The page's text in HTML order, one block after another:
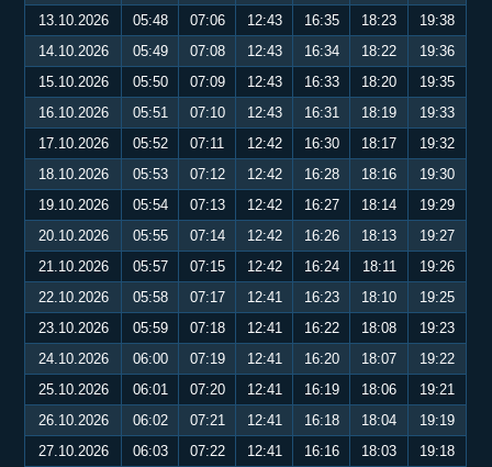
13.10.2026
05:48 07:06 12:43 16:35 18:23
19:38
14.10.2026
05:49 07:08 12:43 16:34 18:22
19:36
15.10.2026
05:50 07:09 12:43 16:33 18:20
19:35
16.10.2026
05:51 07:10 12:43 16:31 18:19
19:33
17.10.2026
05:52 07:11 12:42 16:30 18:17
19:32
18.10.2026
05:53 07:12 12:42 16:28 18:16
19:30
19.10.2026
05:54 07:13 12:42 16:27 18:14
19:29
20.10.2026
05:55 07:14 12:42 16:26 18:13
19:27
21.10.2026
05:57 07:15 12:42 16:24 18:11
19:26
22.10.2026
05:58 07:17 12:41 16:23 18:10
19:25
23.10.2026
05:59 07:18 12:41 16:22 18:08
19:23
24.10.2026
06:00 07:19 12:41 16:20 18:07
19:22
25.10.2026
06:01 07:20 12:41 16:19 18:06
19:21
26.10.2026
06:02 07:21 12:41 16:18 18:04
19:19
27.10.2026
06:03 07:22 12:41 16:16 18:03
19:18